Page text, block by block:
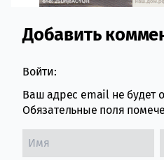
Comment
Добавить
Войти:
Ваш адрес email не будет
Обязательные поля